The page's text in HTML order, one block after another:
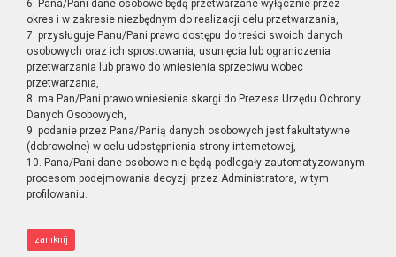
6. Pana/Pani dane osobowe będą przetwarzane wyłącznie przez
okres i w zakresie niezbędnym do realizacji celu przetwarzania,
7. przysługuje Panu/Pani prawo dostępu do treści swoich danych
osobowych oraz ich sprostowania, usunięcia lub ograniczenia
przetwarzania lub prawo do wniesienia sprzeciwu wobec
przetwarzania,
8. ma Pan/Pani prawo wniesienia skargi do Prezesa Urzędu Ochrony
Danych Osobowych,
9. podanie przez Pana/Panią danych osobowych jest fakultatywne
(dobrowolne) w celu udostępnienia strony internetowej,
10. Pana/Pani dane osobowe nie będą podlegały zautomatyzowanym
procesom podejmowania decyzji przez Administratora, w tym
profilowaniu.
zamknij